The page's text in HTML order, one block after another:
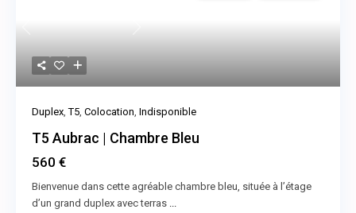
Next
Duplex,T5, Colocation, Indisponible
T5 Aubrac | Chambre Bleu
560 €
Bienvenue dans cette agréable chambre bleu, située à l’étage
d’un grand duplex avec terras ...